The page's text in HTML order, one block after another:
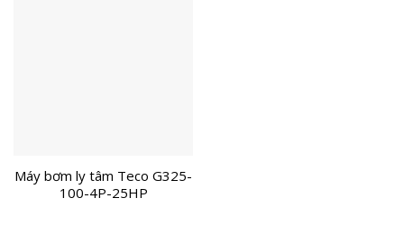
Máy bơm ly tâm Teco G325-
100-4P-25HP